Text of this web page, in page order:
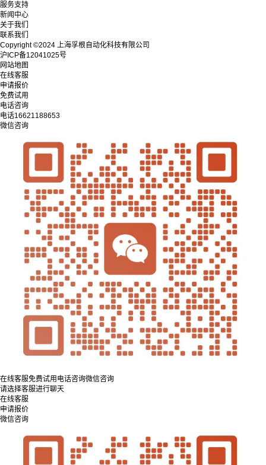
服务支持
新闻中心
关于我们
联系我们
Copyright ©2024 上海孚根自动化科技有限公司
沪ICP备12041025号
网站地图
在线客服
申请报价
免费试用
电话咨询
电话16621188653
微信咨询
在线客服免费试用 电话咨询微信咨询
请选择客服进行聊天
在线客服
申请报价
微信咨询